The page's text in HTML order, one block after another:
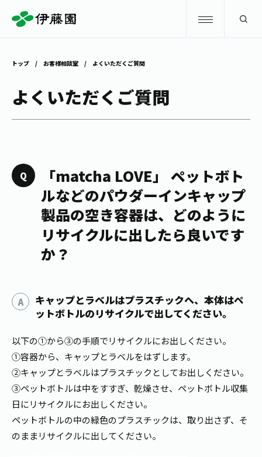
お〜いお茶
健康ミネラルむぎ茶
TULLY'S COFFEE
商品情報
カテゴリーから探す
キーワードから探す
安全・安心への取組み
お茶を知る・楽しむ
お茶を知る・楽しむ
お茶を楽しむ
お茶のいれ方
レシピ集
お茶百科
お茶百科キッズ
体験・イベント
体験・イベント
見学・体験
お茶の複合型博物館
食育・文化
食育・イベント
新俳句大賞
店舗・通販
伊藤園の店舗トップ
店舗検索
通信販売トップ
トップ お客様相談室 よくいただくご質問
よくいただくご質問
「matcha LOVE」 ペットボト
ルなどのパウダーインキャップ
製品の空き容器は、どのように
リサイクルに出したら良いです
か？
キャップとラベルはプラスチックへ、本体はペ
ットボトルのリサイクルで出してください。
以下の①から③の手順でリサイクルにお出しください。
①容器から、キャップとラベルをはずします。
②キャップとラベルはプラスチックとしてお出しください。
③ペットボトルは中をすすぎ、乾燥させ、ペットボトル収集
日にリサイクルにお出しください。
ペットボトルの中の緑色のプラスチックは、取り出さず、そ
のままリサイクルに出してください。